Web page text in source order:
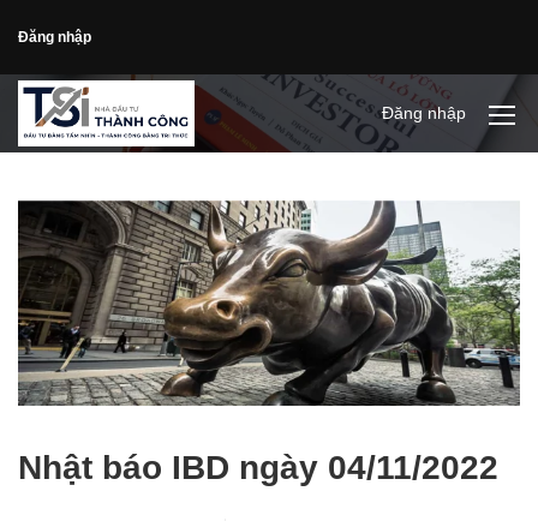
Đăng nhập
Đăng nhập
Nhật báo IBD ngày 04/11/2022